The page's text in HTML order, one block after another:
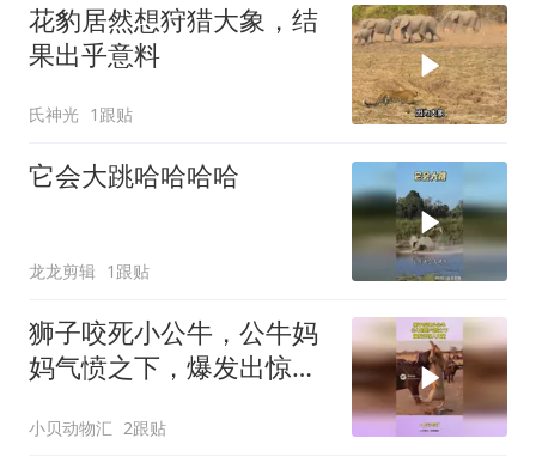
花豹居然想狩猎大象，结
果出乎意料
氏神光 1跟贴
它会大跳哈哈哈哈
龙龙剪辑 1跟贴
狮子咬死小公牛，公牛妈
妈气愤之下，爆发出惊人
小贝动物汇 2跟贴